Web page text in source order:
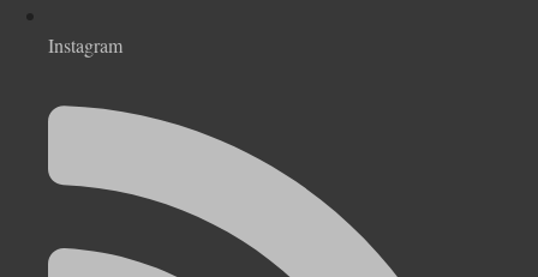
Instagram